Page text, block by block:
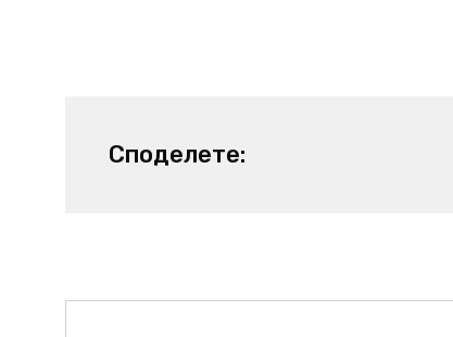
Споделете: